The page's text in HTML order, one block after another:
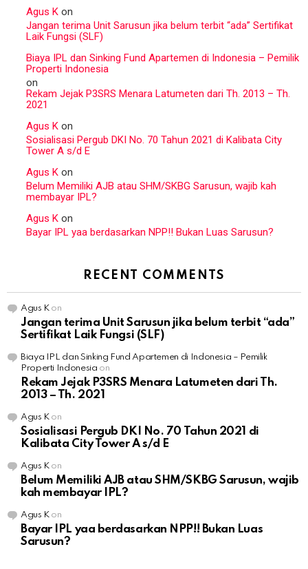
Agus K on
Jangan terima Unit Sarusun jika belum terbit “ada” Sertifikat
Laik Fungsi (SLF)
Biaya IPL dan Sinking Fund Apartemen di Indonesia – Pemilik
Properti Indonesia
on
Rekam Jejak P3SRS Menara Latumeten dari Th. 2013 – Th.
2021
Agus K on
Sosialisasi Pergub DKI No. 70 Tahun 2021 di Kalibata City
Tower A s/d E
Agus K on
Belum Memiliki AJB atau SHM/SKBG Sarusun, wajib kah
membayar IPL?
Agus K on
Bayar IPL yaa berdasarkan NPP!! Bukan Luas Sarusun?
RECENT COMMENTS
Agus Kon
Jangan terima Unit Sarusun jika belum terbit “ada”
Sertifikat Laik Fungsi (SLF)
Biaya IPL dan Sinking Fund Apartemen di Indonesia – Pemilik
Properti Indonesia on
Rekam Jejak P3SRS Menara Latumeten dari Th.
2013 – Th. 2021
Agus Kon
Sosialisasi Pergub DKI No. 70 Tahun 2021 di
Kalibata City Tower A s/d E
Agus Kon
Belum Memiliki AJB atau SHM/SKBG Sarusun, wajib
kah membayar IPL?
Agus Kon
Bayar IPL yaa berdasarkan NPP!! Bukan Luas
Sarusun?